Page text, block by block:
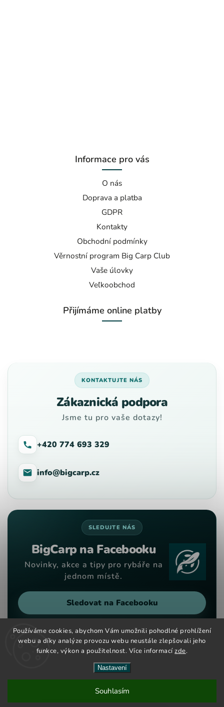
Používáme cookies, abychom Vám umožnili pohodlné prohlížení
webu a díky analýze provozu webu neustále zlepšovali jeho
funkce, výkon a použitelnost. Více informacízde.
Nastavení
Souhlasím
Nové kouřové dipy maďarské značky CCT Master nově na
českém a slovenském trhu. Velký výběr barev a příchutí již
skladem.
Informace pro vás
O nás
Doprava a platba
GDPR
Kontakty
Obchodní podmínky
Věrnostní program Big Carp Club
Vaše úlovky
Veľkoobchod
Přijímáme online platby
KONTAKTUJTE NÁS
Zákaznická podpora
Jsme tu pro vaše dotazy!
+420 774 693 329
info@bigcarp.cz
SLEDUJTE NÁS
BigCarp na Facebooku
Novinky, akce a tipy pro rybáře na
jednom místě.
Sledovat na Facebooku
Copyright 2026Big Carp. Všechna práva vyhrazena.
VytvořilShoptet| Design